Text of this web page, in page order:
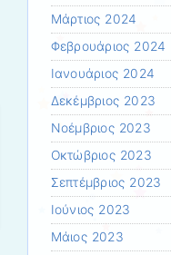
Μάρτιος 2024
Φεβρουάριος 2024
Ιανουάριος 2024
Δεκέμβριος 2023
Νοέμβριος 2023
Οκτώβριος 2023
Σεπτέμβριος 2023
Ιούνιος 2023
Μάιος 2023